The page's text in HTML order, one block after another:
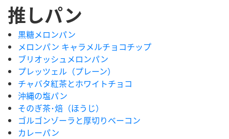
推しパン
黒糖メロンパン
メロンパン キャラメルチョコチップ
ブリオッシュメロンパン
プレッツェル（プレーン）
チャバタ紅茶とホワイトチョコ
沖縄の塩パン
そのぎ茶･焙（ほうじ）
ゴルゴンゾーラと厚切りベーコン
カレーパン